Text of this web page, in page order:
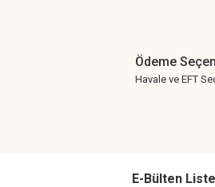
Ödeme
Havale ve EFT
E-Bülten